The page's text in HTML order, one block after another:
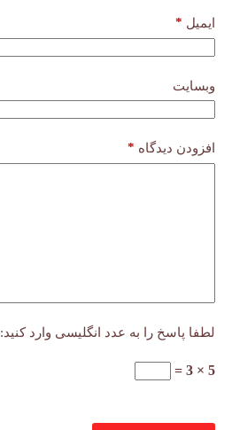
ایمیل *
وبسایت
افزودن دیدگاه *
لطفا پاسخ را به عدد انگلیسی وارد کنید:
5 × 3 =